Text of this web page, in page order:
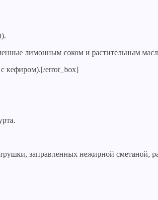
лимонным соком и растительным
кефиром).[/error_box]
заправленных нежирной сметаной,